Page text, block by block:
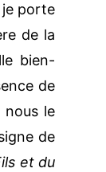
je porte
de la
bien-
de
nous le
de
et du